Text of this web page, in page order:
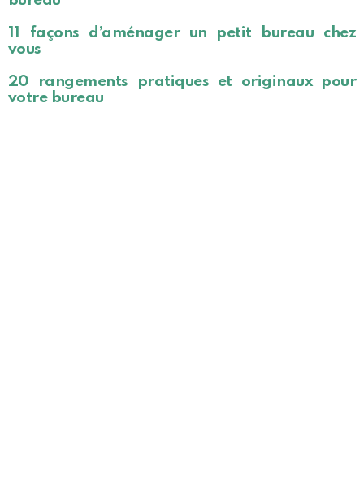
11 façons d’aménager un petit bureau chez
vous
20 rangements pratiques et originaux pour
votre bureau